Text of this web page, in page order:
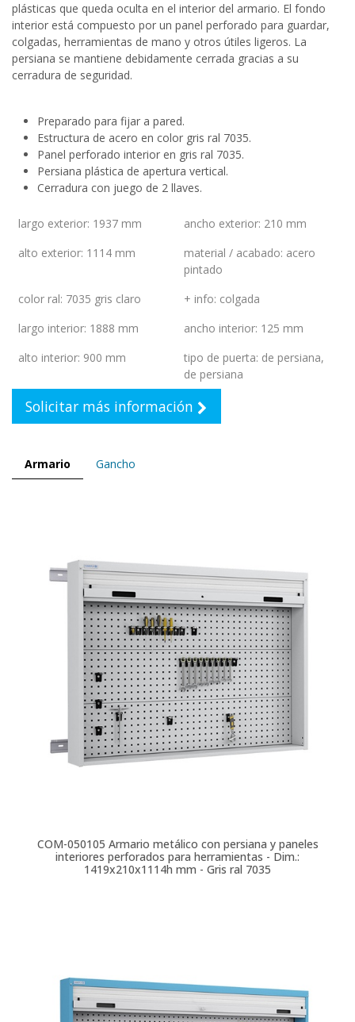
plásticas que queda oculta en el interior del armario. El fondo
interior está compuesto por un panel perforado para guardar,
colgadas, herramientas de mano y otros útiles ligeros. La
persiana se mantiene debidamente cerrada gracias a su
cerradura de seguridad.
Preparado para fijar a pared.
Estructura de acero en color gris ral 7035.
Panel perforado interior en gris ral 7035.
Persiana plástica de apertura vertical.
Cerradura con juego de 2 llaves.
largo exterior: 1937 mm ancho exterior: 210 mm
alto exterior: 1114 mm material / acabado: acero
pintado
color ral: 7035 gris claro + info: colgada
largo interior: 1888 mm ancho interior: 125 mm
alto interior: 900 mm tipo de puerta: de persiana,
de persiana
Solicitar más información
Armario Gancho
COM-050105 Armario metálico con persiana y paneles
interiores perforados para herramientas - Dim.:
1419x210x1114h mm - Gris ral 7035